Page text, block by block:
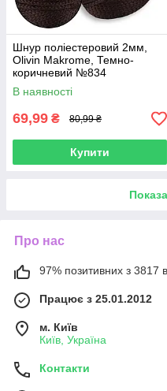
Шнур поліестеровий 2мм,
Olivin Makrome, Темно-
коричневий №834
В наявності
69,99 ₴ 80,99 ₴
Купити
Про нас
97% позитивних з 3817
Працює з 25.01.2012
м. Київ
Київ, Україна
Контакти